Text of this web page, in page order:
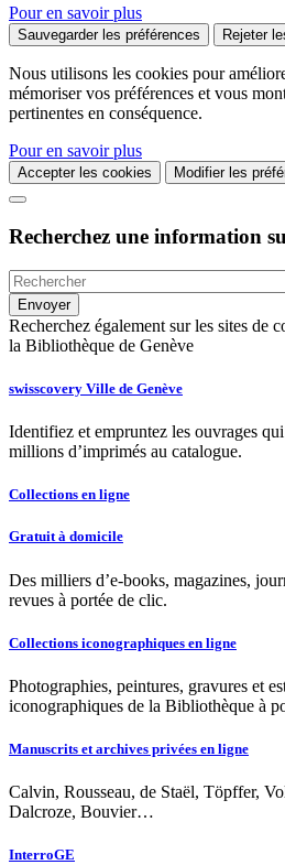
Pour en savoir plus
Sauvegarder les préférences Rejeter
Nous utilisons les cookies pour
mémoriser vos préférences et vous
pertinentes en conséquence.
Pour en savoir plus
Accepter les cookies Modifier les
Recherchez une information
Recherchez également sur les sites de
la Bibliothèque de Genève
swisscovery Ville de Genève
Identifiez et empruntez les ouvrages
millions d’imprimés au catalogue.
Collections en ligne
Gratuit à domicile
Des milliers d’e-books, magazines,
revues à portée de clic.
Collections iconographiques en ligne
Photographies, peintures, gravures et
iconographiques de la Bibliothèque à
Manuscrits et archives privées en ligne
Calvin, Rousseau, de Staël, Töpffer,
Dalcroze, Bouvier…
InterroGE